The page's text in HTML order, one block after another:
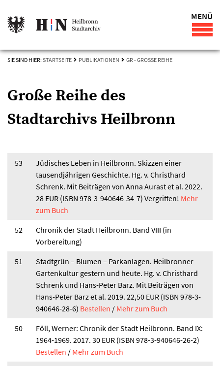
MENÜ
SIE SIND HIER: STARTSEITE PUBLIKATIONEN GR - GROSSE REIHE
Große Reihe des
Stadtarchivs Heilbronn
53
Jüdisches Leben in Heilbronn. Skizzen einer
tausendjährigen Geschichte. Hg. v. Christhard
Schrenk. Mit Beiträgen von Anna Aurast et al. 2022.
28 EUR (ISBN 978-3-940646-34-7) Vergriffen! Mehr
zum Buch
52
Chronik der Stadt Heilbronn. Band VIII (in
Vorbereitung)
51
Stadtgrün – Blumen – Parkanlagen. Heilbronner
Gartenkultur gestern und heute. Hg. v. Christhard
Schrenk und Hans-Peter Barz. Mit Beiträgen von
Hans-Peter Barz et al. 2019. 22,50 EUR (ISBN 978-3-
940646-28-6) Bestellen / Mehr zum Buch
50
Föll, Werner: Chronik der Stadt Heilbronn. Band IX:
1964-1969. 2017. 30 EUR (ISBN 978-3-940646-26-2)
Bestellen / Mehr zum Buch